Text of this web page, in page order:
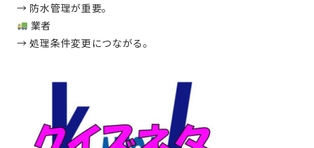
→ 防水管理が重要。
業者
→ 処理条件変更につながる。